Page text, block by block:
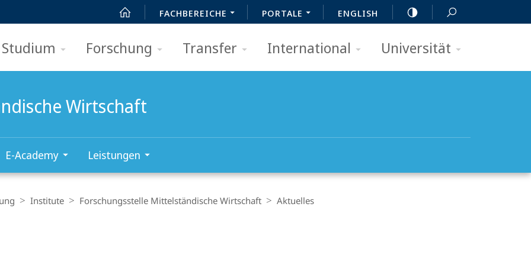
FACHBEREICHE PORTALE ENGLISH
Studium Forschung Transfer International Universität
Wirtschaft
E-Academy Leistungen
Institute Forschungsstelle Mittelständische Wirtschaft Aktuelles